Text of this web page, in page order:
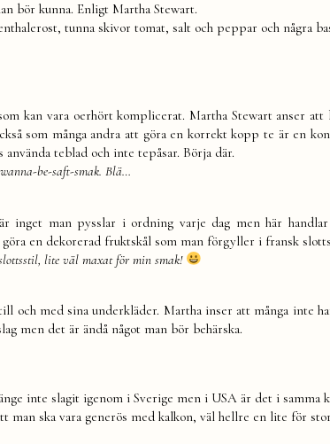
bör kunna. Enligt Martha Stewart.
tunna skivor tomat, salt och peppar och några
kan vara oerhört komplicerat. Martha Stewart anser att
som många andra att göra en korrekt kopp te är en
teblad och inte tepåsar. Börja där.
be-saft-smak. Blä…
inget man pysslar i ordning varje dag men här
en dekorerad fruktskål som man förgyller i fransk
lite väl maxat för min smak!
och med sina underkläder. Martha inser att många inte
men det är ändå något man bör behärska.
inte slagit igenom i Sverige men i USA är det i samma
man ska vara generös med kalkon, väl hellre en lite för